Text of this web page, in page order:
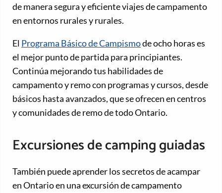
de manera segura y eficiente viajes de campamento
en entornos rurales y rurales.
El Programa Básico de Campismode ocho horas es
el mejor punto de partida para principiantes.
Continúa mejorando tus habilidades de
campamento y remo con programas y cursos, desde
básicos hasta avanzados, que se ofrecen en centros
y comunidades de remo de todo Ontario.
Excursiones de camping guiadas
También puede aprender los secretos de acampar
en Ontario en una excursión de campamento